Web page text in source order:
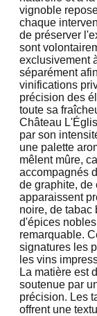
vignoble
chaque
de préserver
sont
exclusivement
séparément
vinifications
précision des
toute sa
Château
par son
une palette
mêlent mûre,
accompagnés
de graphite, de
apparaissent
noire, de tabac
d'épices
remarquable.
signatures les
les vins
La matière est
soutenue par
précision. Les
offrent une